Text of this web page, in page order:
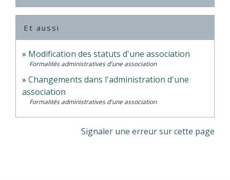
Et aussi
Modification des statuts d'une association
Formalités administratives d'une association
Changements dans l'administration d'une
association
Formalités administratives d'une association
Signaler une erreur sur cette page